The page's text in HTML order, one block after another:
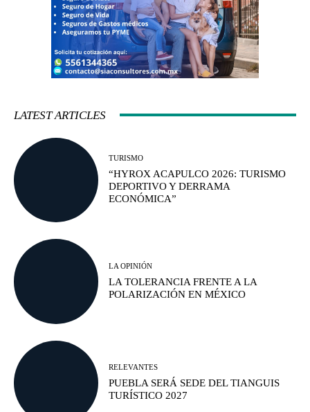
LATEST ARTICLES
TURISMO
“HYROX ACAPULCO 2026: TURISMO
DEPORTIVO Y DERRAMA
ECONÓMICA”
LA OPINIÓN
LA TOLERANCIA FRENTE A LA
POLARIZACIÓN EN MÉXICO
RELEVANTES
PUEBLA SERÁ SEDE DEL TIANGUIS
TURÍSTICO 2027